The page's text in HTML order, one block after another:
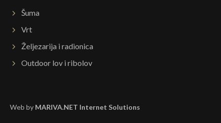
Šuma
Vrt
Željezarija i radionica
Outdoor lov i ribolov
Web by MARIVA.NET Internet Solutions